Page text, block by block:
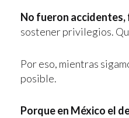
No fueron accidentes,
sostener privilegios.
Por eso, mientras
posible.
Porque en México el